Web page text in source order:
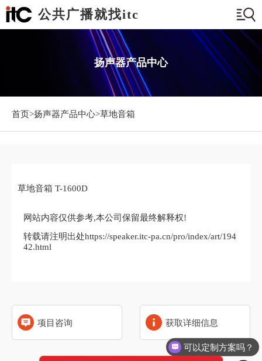
公共广播就找itc
扬声器产品中心
首页>扬声器产品中心>草地音箱
草地音箱 T-1600D
网站内容仅供参考,本公司保留最终解释权!
转载请注明出处https://speaker.itc-pa.cn/pro/index/art/194
42.html
项目咨询 获取详细信息
可以定制方案吗？